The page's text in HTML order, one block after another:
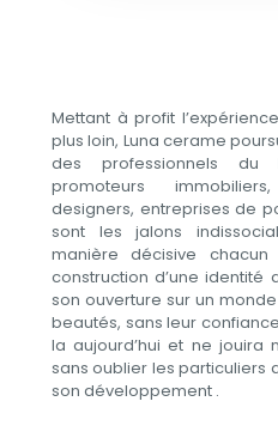
Mettant à profit
plus loin, Luna cerame
des professionnels du
promoteurs
designers, entreprises de
sont les jalons
manière décisive
construction d’une
son ouverture sur un
beautés, sans leur
la aujourd’hui et ne jouira
sans oublier les particuliers
son développement .